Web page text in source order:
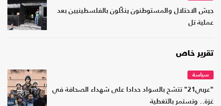
جيش الاحتلال والمستوطنون ينكّلون بالفلسطينيين بعد
عملية تل
تقرير خاص
سياسة
"عربي21" تتشح بالسواد حدادا على شهداء الصحافة في
غزة.. وتستمر بالتغطية